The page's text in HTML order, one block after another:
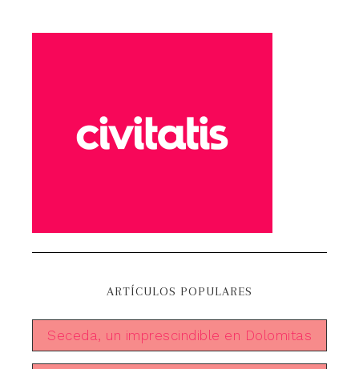
ARTÍCULOS POPULARES
Seceda, un imprescindible en Dolomitas